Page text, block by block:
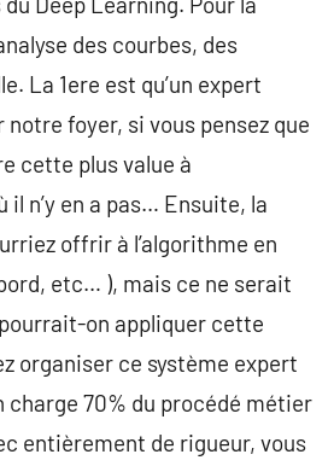
des courbes, des
La 1ere est qu’un expert
foyer, si vous pensez que
cette plus value à
il n’y en a pas… Ensuite, la
offrir à l’algorithme en
etc… ), mais ce ne serait
on appliquer cette
organiser ce système expert
70% du procédé métier
entièrement de rigueur, vous